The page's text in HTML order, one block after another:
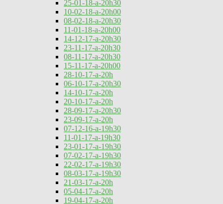
25-01-18-a-20h30
10-02-18-a-20h00
08-02-18-a-20h30
11-01-18-a-20h00
14-12-17-a-20h30
23-11-17-a-20h30
08-11-17-a-20h30
15-11-17-a-20h00
28-10-17-a-20h
06-10-17-a-20h30
14-10-17-a-20h
20-10-17-a-20h
28-09-17-a-20h30
23-09-17-a-20h
07-12-16-a-19h30
11-01-17-a-19h30
23-01-17-a-19h30
07-02-17-a-19h30
22-02-17-a-19h30
08-03-17-a-19h30
21-03-17-a-20h
05-04-17-a-20h
19-04-17-a-20h